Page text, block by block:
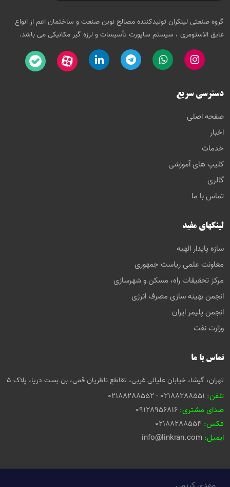
گروه صنعتی لینکران تولیدکننده مصالح نوین صنعت و ساختمان اعم از انواع
عایق الاستومری ، سیستم ساپورت تأسیسات و لرزه گیر مکانیکی می باشد.
دسترسی سریع
صفحه اصلی
اخبار
خدمات
کلیپ های آموزشی
گالری
تماس با ما
لینکهای مفید
سازه پایدار الهیه
معاونت علمی ریاست جمهوری
مرکز تحقیقات راه، مسکن و شهرسازی
انجمن بهینه سازی مصرف انرژی
انجمن پلیمر ایران
وزارت نفت
تماس با ما
تهران، گیشا، خیابان علیالی غربی، تقاطع ناظریان قمی، بن بست دریا، پلاک 5
تلفن: 02188288551 - 02188288552
صدای مشتری: 09128956816
فکس: 02188288554
ایمیل: info@linkran.com